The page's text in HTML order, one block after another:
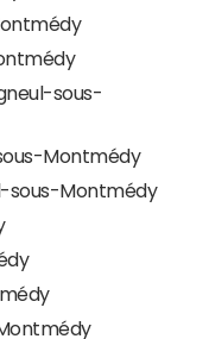
sous-
Montmédy
sous-Montmédy